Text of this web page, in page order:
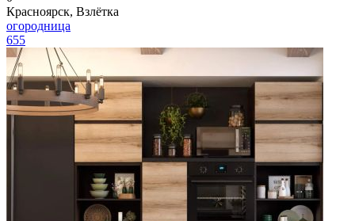
Красноярск, Взлётка
огородница
655